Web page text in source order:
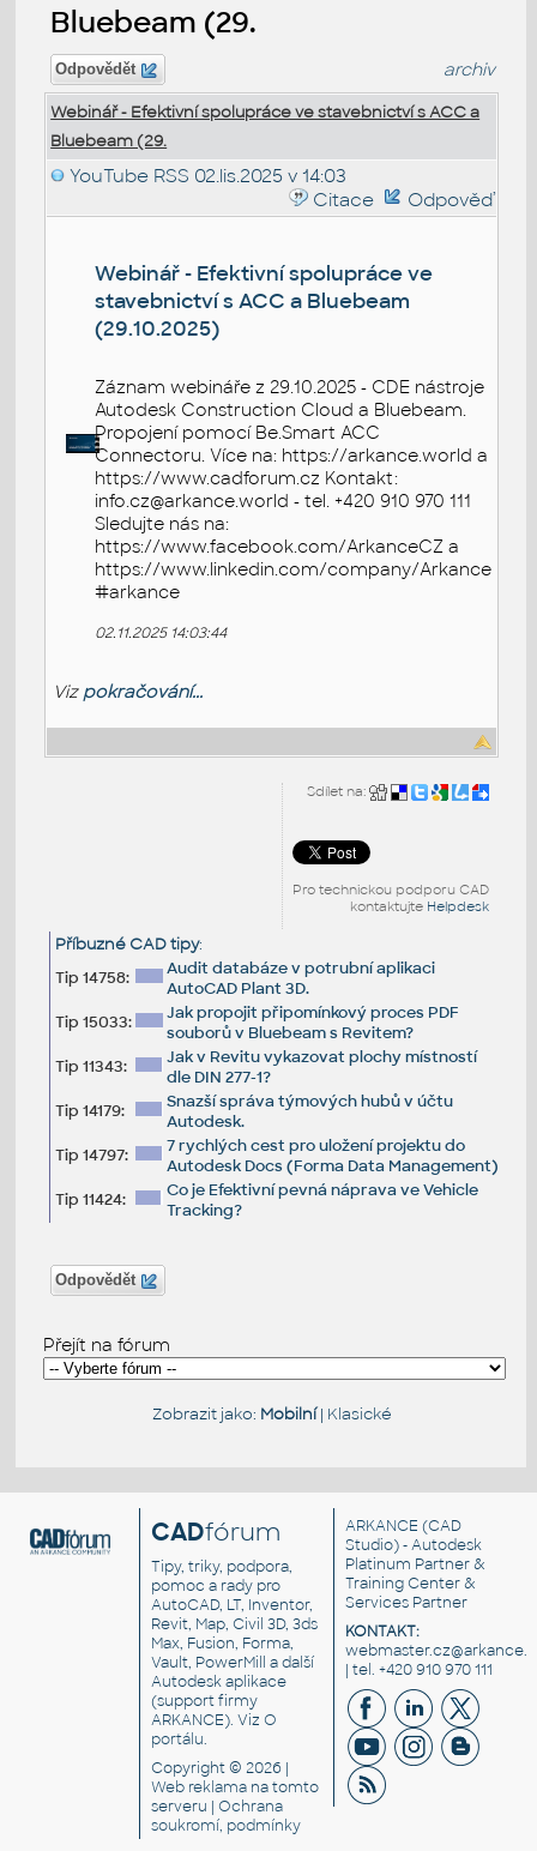
Bluebeam (29.
Odpovědět archiv
Webinář - Efektivní spolupráce ve stavebnictví s ACC a
Bluebeam (29.
YouTube RSS 02.lis.2025 v 14:03
Citace
Odpověď
Webinář - Efektivní spolupráce ve
stavebnictví s ACC a Bluebeam
(29.10.2025)
Záznam webináře z 29.10.2025 - CDE nástroje
Autodesk Construction Cloud a Bluebeam.
Propojení pomocí Be.Smart ACC
Connectoru. Více na: https://arkance.world a
https://www.cadforum.cz Kontakt:
info.cz@arkance.world - tel. +420 910 970 111
Sledujte nás na:
https://www.facebook.com/ArkanceCZ a
https://www.linkedin.com/company/Arkance
#arkance
02.11.2025 14:03:44
Viz pokračování...
Sdílet na:
Pro technickou podporu CAD
kontaktujte Helpdesk
Příbuzné CAD tipy:
Tip 14758:
Audit databáze v potrubní aplikaci
AutoCAD Plant 3D.
Tip 15033:
Jak propojit připomínkový proces PDF
souborů v Bluebeam s Revitem?
Tip 11343:
Jak v Revitu vykazovat plochy místností
dle DIN 277-1?
Tip 14179:
Snazší správa týmových hubů v účtu
Autodesk.
Tip 14797:
7 rychlých cest pro uložení projektu do
Autodesk Docs (Forma Data Management)
Tip 11424:
Co je Efektivní pevná náprava ve Vehicle
Tracking?
Odpovědět
Přejít na fórum
Zobrazit jako: Mobilní| Klasické
CADfórum
Tipy, triky, podpora,
pomoc a rady pro
AutoCAD, LT, Inventor,
Revit, Map, Civil 3D, 3ds
Max, Fusion, Forma,
Vault, PowerMill a další
Autodesk aplikace
(support firmy
ARKANCE). VizO
portálu.
Copyright © 2026 |
Web reklama na tomto
serveru |Ochrana
soukromí, podmínky
ARKANCE (CAD
Studio) - Autodesk
Platinum Partner &
Training Center &
Services Partner
KONTAKT:
| tel. +420 910 970 111